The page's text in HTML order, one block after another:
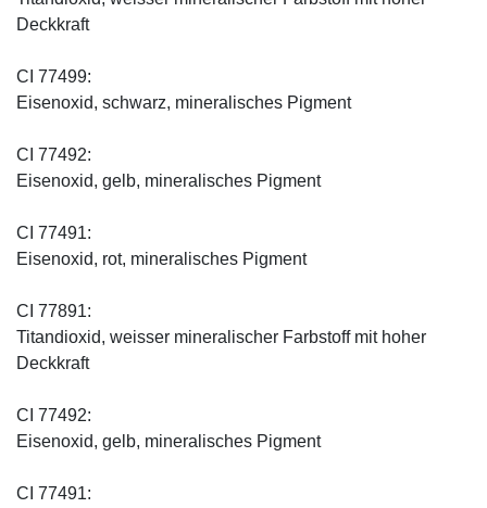
Deckkraft
CI 77499:
Eisenoxid, schwarz, mineralisches Pigment
CI 77492:
Eisenoxid, gelb, mineralisches Pigment
CI 77491:
Eisenoxid, rot, mineralisches Pigment
CI 77891:
Titandioxid, weisser mineralischer Farbstoff mit hoher
Deckkraft
CI 77492:
Eisenoxid, gelb, mineralisches Pigment
CI 77491: